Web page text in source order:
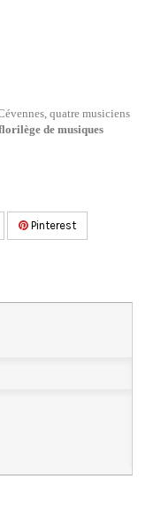
quatre musiciens
de musiques
Pinterest